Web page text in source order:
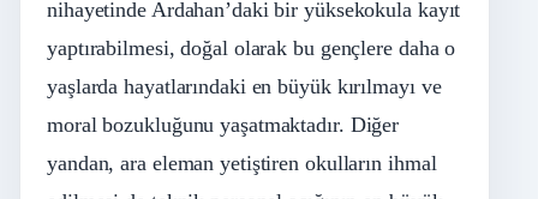
nihayetinde Ardahan’daki bir yüksekokula kayıt
yaptırabilmesi, doğal olarak bu gençlere daha o
yaşlarda hayatlarındaki en büyük kırılmayı ve
moral bozukluğunu yaşatmaktadır. Diğer
yandan, ara eleman yetiştiren okulların ihmal